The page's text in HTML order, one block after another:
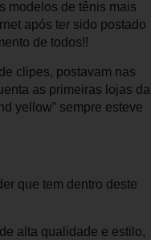
modelos de tênis mais
após ter sido postado
de todos!!
clipes, postavam nas
as primeiras lojas da
yellow” sempre esteve
que tem dentro deste
alta qualidade e estilo,